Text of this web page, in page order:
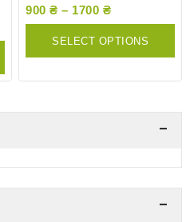
0
900 ₴ – 1700 ₴
SELECT OPTIONS